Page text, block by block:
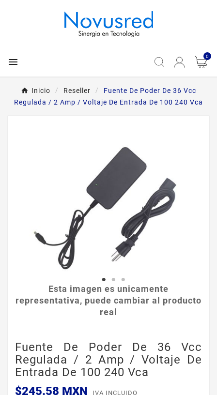
 0
Inicio Reseller
Fuente De Poder De 36 Vcc
Regulada / 2 Amp / Voltaje De Entrada De 100 240 Vca
Esta imagen es unicamente
representativa, puede cambiar al producto
real
Fuente De Poder De 36 Vcc
Regulada / 2 Amp / Voltaje De
Entrada De 100 240 Vca
$245.58 MXN
IVA INCLUIDO